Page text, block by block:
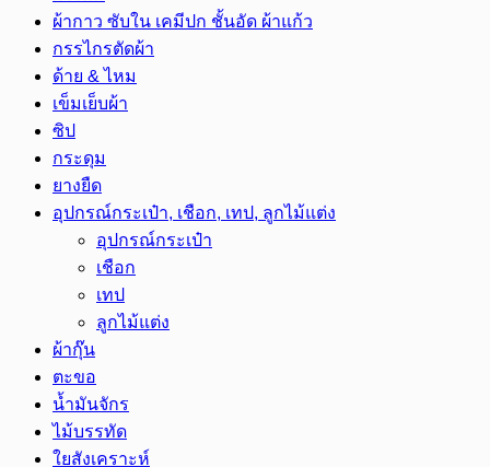
ผ้ากาว ซับใน เคมีปก ชั้นอัด ผ้าแก้ว
กรรไกรตัดผ้า
ด้าย & ไหม
เข็มเย็บผ้า
ซิป
กระดุม
ยางยืด
อุปกรณ์กระเป๋า, เชือก, เทป, ลูกไม้แต่ง
อุปกรณ์กระเป๋า
เชือก
เทป
ลูกไม้แต่ง
ผ้ากุ๊น
ตะขอ
น้ำมันจักร
ไม้บรรทัด
ใยสังเคราะห์